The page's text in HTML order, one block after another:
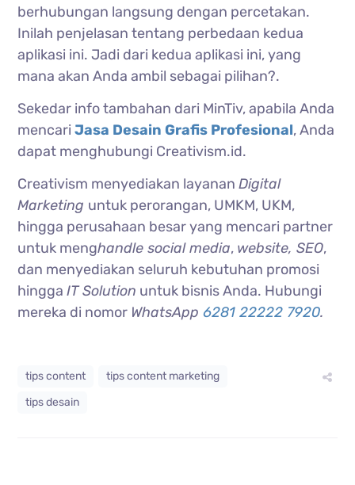
berhubungan langsung dengan percetakan.
Inilah penjelasan tentang perbedaan kedua
aplikasi ini. Jadi dari kedua aplikasi ini, yang
mana akan Anda ambil sebagai pilihan?.
Sekedar info tambahan dari MinTiv, apabila Anda
mencariJasa Desain Grafis Profesional, Anda
dapat menghubungi Creativism.id.
Creativism menyediakan layananDigital
Marketing untuk perorangan, UMKM, UKM,
hingga perusahaan besar yang mencari partner
untuk menghandle social media, website, SEO,
dan menyediakan seluruh kebutuhan promosi
hinggaIT Solution untuk bisnis Anda. Hubungi
mereka di nomor WhatsApp6281 22222 7920.
tips content
tips content marketing
tips desain